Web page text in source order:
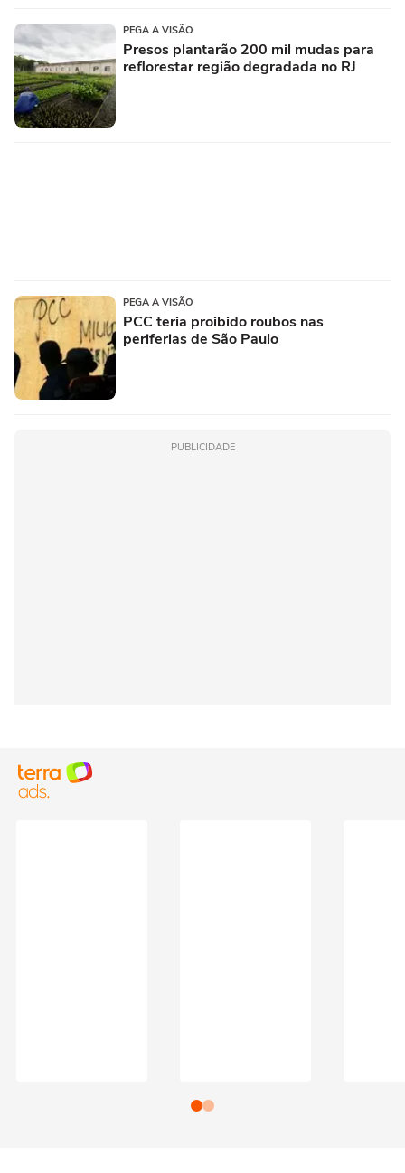
PEGA A VISÃO
Presos plantarão 200 mil mudas para
reflorestar região degradada no RJ
PEGA A VISÃO
PCC teria proibido roubos nas
periferias de São Paulo
PUBLICIDADE